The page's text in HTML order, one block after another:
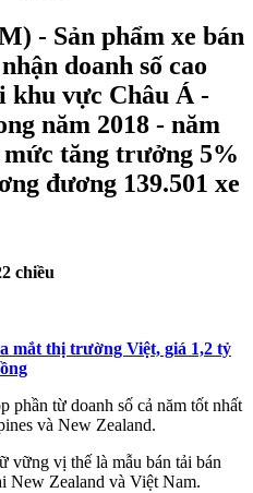
- Sản phẩm xe bán
doanh số cao
khu vực Châu Á -
năm 2018 - năm
tăng trưởng 5%
đương 139.501 xe
chiều
mắt thị trường Việt, giá 1,2 tỷ
phần từ doanh số cả năm tốt nhất
và New Zealand.
vững vị thế là mẫu bán tải bán
New Zealand và Việt Nam.